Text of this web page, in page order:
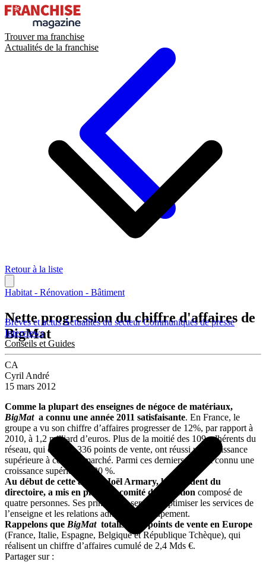
Trouver ma franchise
Actualités de la franchise
Brèves et actusActualités du secteurCommuniqués de presse
Interviews
Conseils et Guides
Retour à la liste
Habitat - Rénovation - Bâtiment
Nette progression du chiffre d'affaires de
BigMat
CA
Cyril André
15 mars 2012
Comme la plupart des enseignes de négoce de matériaux,
BigMat a connu une année 2011 satisfaisante. En France, le
groupe a vu son chiffre d’affaires progresser de 12%, par rapport à
2010, à 1,2 milliard d’euros. Plus de la moitié des 109 adhérents du
réseau, qui compte 336 points de vente, ont réussi une croissance
supérieure à celle du marché. Parmi ces derniers, 22 ont connu une
croissance supérieure à 20 %.
Au début de cette année, Joël Armary, le Président du
directoire, a mis en place un comité de direction composé de
quatre personnes. Ses principales seront d’optimiser les services de
l’enseigne et les relations adhérents / groupement.
Rappelons que BigMat totalise 820 points de vente en Europe
(France, Italie, Espagne, Belgique et République Tchèque), qui
réalisent un chiffre d’affaires cumulé de 2,4 Mds €.
Partager sur :